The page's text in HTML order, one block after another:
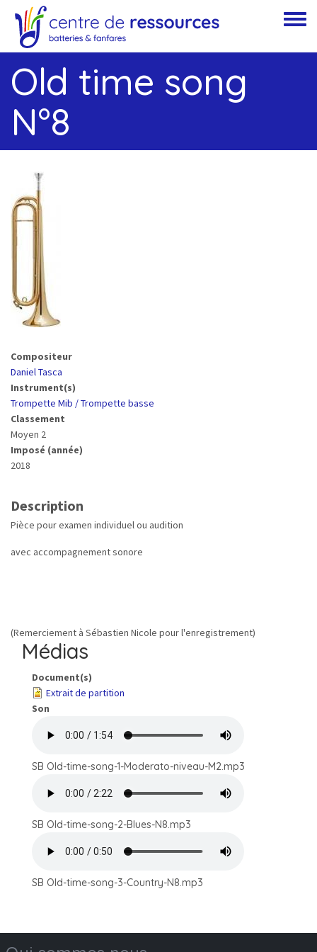
Aller au contenu principal
Toggle
Old time song
N°8
Compositeur
Daniel Tasca
Instrument(s)
Trompette Mib / Trompette basse
Classement
Moyen 2
Imposé (année)
2018
Description
Pièce pour examen individuel ou audition
avec accompagnement sonore
(Remerciement à Sébastien Nicole pour l'enregistrement)
Médias
Document(s)
Extrait de partition
Son
SB Old-time-song-1-Moderato-niveau-M2.mp3
SB Old-time-song-2-Blues-N8.mp3
SB Old-time-song-3-Country-N8.mp3